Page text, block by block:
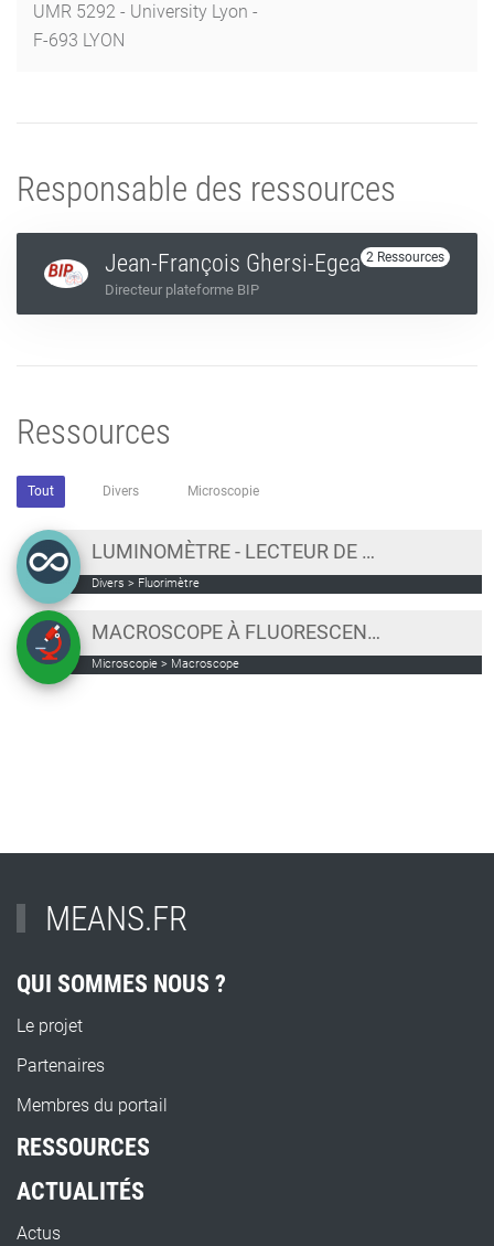
UMR 5292 - University Lyon -
F-693 LYON
Responsable des ressources
Jean-François Ghersi-Egea 2 Ressources
Directeur plateforme BIP
Ressources
Tout Divers Microscopie
LUMINOMÈTRE - LECTEUR DE PLAQUES EN FLUORESCENCE - TECAN INFINITE
Divers > Fluorimètre
MACROSCOPE À FLUORESCENCE AXIOZOOM V16 ZEISS
Microscopie > Macroscope
MEANS.FR
QUI SOMMES NOUS ?
Le projet
Partenaires
Membres du portail
RESSOURCES
ACTUALITÉS
Actus